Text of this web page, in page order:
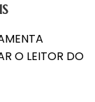
O LEITOR DO